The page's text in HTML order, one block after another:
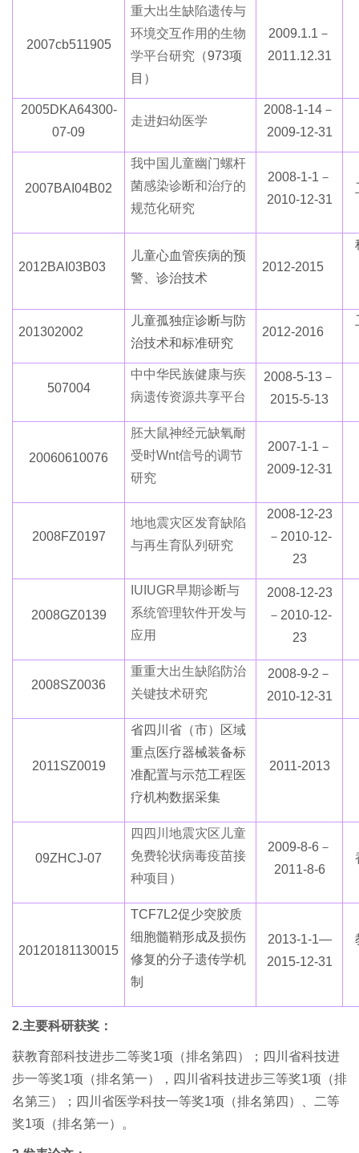
2007cb511905
重大出生缺陷遗传与
环境交互作用的生物
学平台研究 （973项
目）
2009.1.1－
2011.12.31
2005DKA64300-
07-09
走进妇幼医学
2008-1-14－
2009-12-31
2007BAI04B02
我中 国 儿童幽门螺杆
菌感染诊断和治疗的
规范化研究
2008-1-1－
2010-12-31
2012BAI03B03
儿童心血管疾病的预
警、诊治技术
2012-2015
201302002
儿童孤独症诊断与防
治技术和标准研究
2012-2016
507004
中中华民族健康与疾
病遗传资源共享平台
2008-5-13－
2015-5-13
20060610076
胚大鼠神经元缺氧耐
受时Wnt信号的调节
研究
2007-1-1－
2009-12-31
2008FZ0197
地地震灾区发育缺陷
与再生育队列研究
2008-12-23
－2010-12-
23
2008GZ0139
IU IUGR早期诊断与
系统管理软件开发与
应用
2008-12-23
－2010-12-
23
2008SZ0036
重重大出生缺陷防治
关键技术研究
2008-9-2－
2010-12-31
2011SZ0019
省四川省（市）区域
重点医疗器械装备标
准配置与示范工程医
疗机构数据采集
2011-2013
09ZHCJ-07
四 四 川地震灾区儿童
免费轮状病毒疫苗接
种项目 ）
2009-8-6－
2011-8-6
20120181130015
TCF7L2促少突胶质
细胞髓鞘形成及损伤
修复的分子遗传学机
制
2013-1-1—
2015-12-31
2.主要科研获奖：
获教育部科技进步二等奖1项（排名第四）；四川省科技进
步一等奖1项（排名第一），四川省科技进步三等奖1项（排
名第三）；四川省医学科技一等奖1项（排名第四）、二等
奖1项（排名第一）。